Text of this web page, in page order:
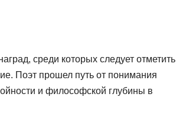
среди которых следует отметить
Поэт прошел путь от понимания
и философской глубины в